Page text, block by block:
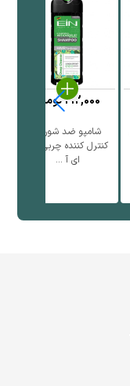
شامپو ضد شوره و
کنترل کننده چربی سر
ای آ ...
212,000تومان